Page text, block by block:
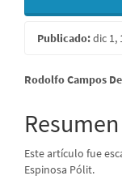
Publicado:dic 1,
principal
del
artículo
Rodolfo Campos
Resumen
Este artículo fue
Espinosa Pólit.